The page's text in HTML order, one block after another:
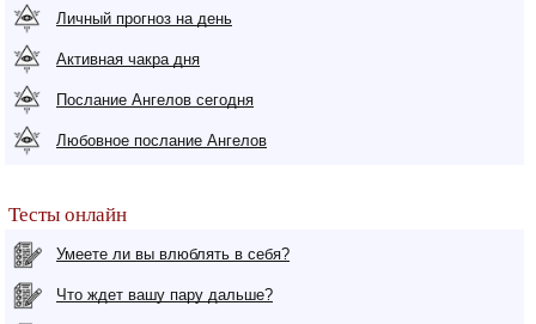
Личный прогноз на день
Активная чакра дня
Послание Ангелов сегодня
Любовное послание Ангелов
Тесты онлайн
Умеете ли вы влюблять в себя?
Что ждет вашу пару дальше?